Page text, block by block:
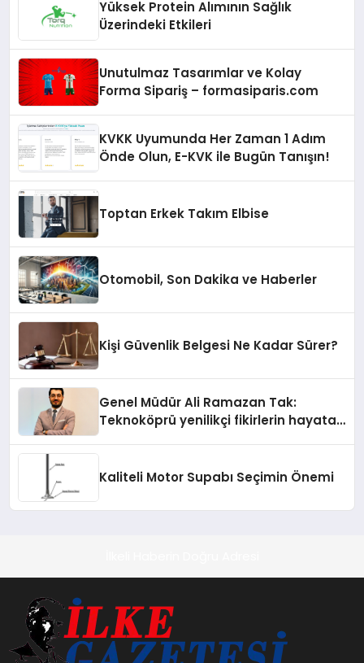
Yüksek Protein Alımının Sağlık
Üzerindeki Etkileri
Unutulmaz Tasarımlar ve Kolay
Forma Sipariş – formasiparis.com
KVKK Uyumunda Her Zaman 1 Adım
Önde Olun, E-KVK ile Bugün Tanışın!
Toptan Erkek Takım Elbise
Otomobil, Son Dakika ve Haberler
Kişi Güvenlik Belgesi Ne Kadar Sürer?
Genel Müdür Ali Ramazan Tak:
Teknoköprü yenilikçi fikirlerin hayata
Kaliteli Motor Supabı Seçimin Önemi